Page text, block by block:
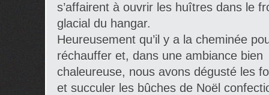
s’affairent à ouvrir les huîtres dans le
glacial du hangar.
Heureusement qu’il y a la cheminée
réchauffer et, dans une ambiance bien
chaleureuse, nous avons dégusté les
et succuler les bûches de Noël